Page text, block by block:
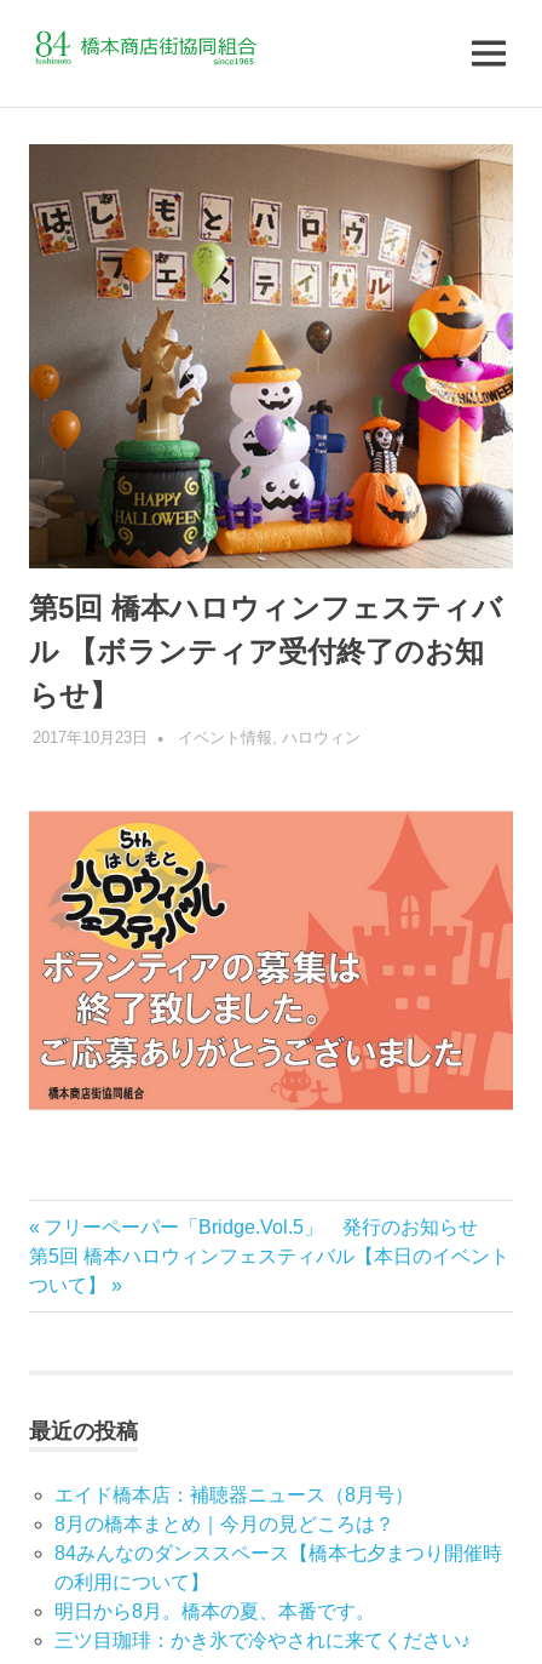
MENU
第5回 橋本ハロウィンフェスティバ
ル 【ボランティア受付終了のお知
らせ】
2017年10月23日 管理者
イベント情報 ハロウィン
投
稿
ゲ
ー
シ
ョ
ン
前
の
記
事:
フリーペーパー「Bridge.Vol.5」 発行のお知らせ
次
の
記
第5回 橋本ハロウィンフェスティバル【本日のイベント
ついて】
最近の投稿
エイド橋本店：補聴器ニュース（8月号）
8月の橋本まとめ｜今月の見どころは？
84みんなのダンススペース【橋本七夕まつり開催時
の利用について】
明日から8月。橋本の夏、本番です。
三ツ目珈琲：かき氷で冷やされに来てください♪